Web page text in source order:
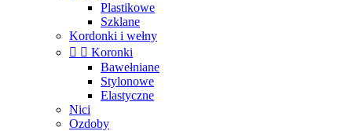
Plastikowe
Szklane
Kordonki i wełny
  Koronki
Bawełniane
Stylonowe
Elastyczne
Nici
Ozdoby